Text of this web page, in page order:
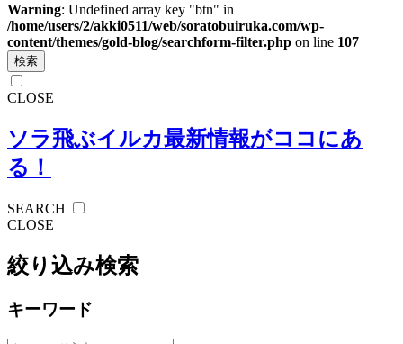
Warning: Undefined array key "btn" in
/home/users/2/akki0511/web/soratobuiruka.com/wp-
content/themes/gold-blog/searchform-filter.php on line 107
検索
CLOSE
ソラ飛ぶイルカ最新情報がココにあ
る！
SEARCH
CLOSE
絞り込み検索
キーワード